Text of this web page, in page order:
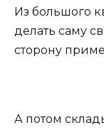
Из большого
делать саму
сторону
А потом